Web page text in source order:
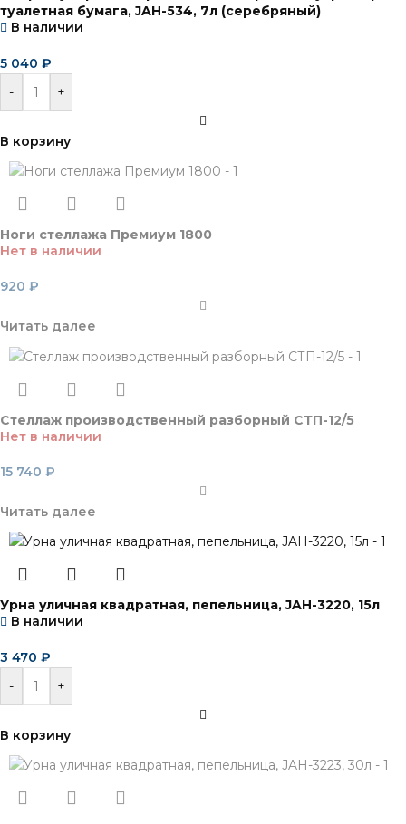
туалетная бумага, JAH-534, 7л (серебряный)
В наличии
5 040 ₽
-
+
В корзину
Ноги стеллажа Премиум 1800
Нет в наличии
920 ₽
Читать далее
Стеллаж производственный разборный СТП-12/5
Нет в наличии
15 740 ₽
Читать далее
Урна уличная квадратная, пепельница, JAH-3220, 15л
В наличии
3 470 ₽
-
+
В корзину